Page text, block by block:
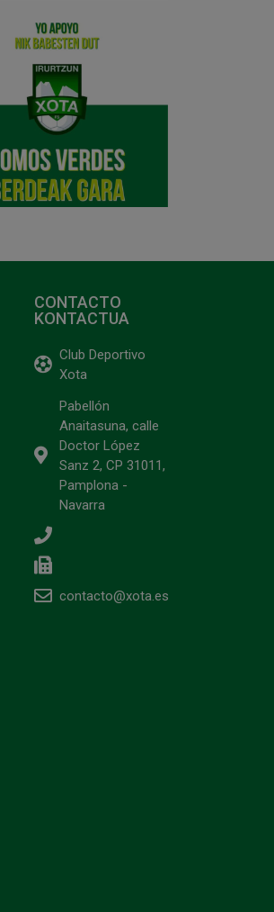
CONTACTO
KONTACTUA
Club Deportivo
Xota
Pabellón
Anaitasuna, calle
Doctor López
Sanz 2, CP 31011,
Pamplona -
Navarra
contacto@xota.es